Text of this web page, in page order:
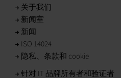
关于我们
新闻室
新闻
ISO 14024
隐私、条款和 cookie
针对 IT 品牌所有者和验证者